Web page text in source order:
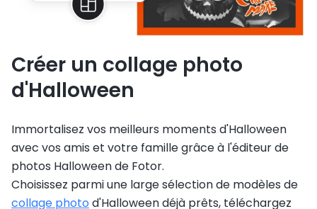
Créer un collage photo
d'Halloween
Immortalisez vos meilleurs moments d'Halloween
avec vos amis et votre famille grâce à l'éditeur de
photos Halloween de Fotor.
Choisissez parmi une large sélection de modèles de
collage photod'Halloween déjà prêts, téléchargez